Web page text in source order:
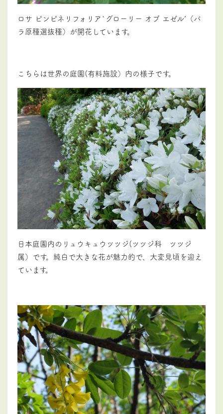
ロサ ピンピネリフォリア`グローリー オブ エゼル’（バ
ラ原種選抜種）が開花しています。
こちらは世界の庭園(有料施設）内の様子です。
日本庭園内のリュウキュウツツジ(ツツジ科 ツツジ
属）です。純白で大きな花が魅力的で、大変見頃を迎え
ています。